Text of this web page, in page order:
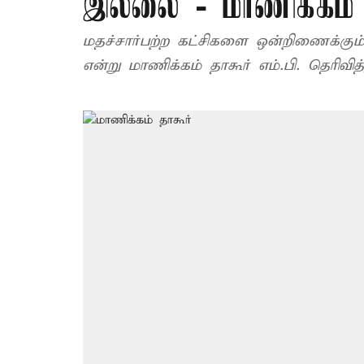
மதச்சார்பற்ற கட்சிகளை ஒன்றிணைக்கும்
என்று மாணிக்கம் தாகூர் எம்.பி.